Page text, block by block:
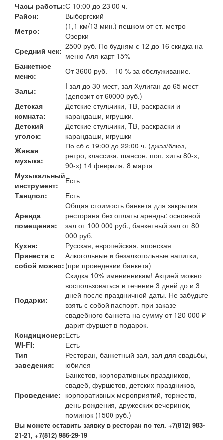
Часы работы:С 10:00 до 23:00 ч.
Район:
Выборгский
Метро:
(1,1 км/13 мин.) пешком от ст. метро
Озерки
Средний чек: 2500 руб. По будням с 12 до 16 скидка на
меню Аля-карт 15%
Банкетное
меню:
От 3600 руб. + 10 % за обслуживание.
Залы:
I зал до 30 мест, зал Хулиган до 65 мест
(депозит от 60000 руб.)
Детская
комната:
Детские стульчики, ТВ, раскраски и
карандаши, игрушки.
Детский
уголок:
Детские стульчики, TВ, раскраски и
карандаши, игрушки
Живая
музыка:
По сб с 19:00 до 22:00 ч. (джаз/блюз,
ретро, классика, шансон, поп, хиты 80-х,
90-х) 14 февраля, 8 марта
Музыкальный
инструмент:
Есть
Танцпол:
Есть
Аренда
помещения:
Общая стоимость банкета для закрытия
ресторана без оплаты аренды: основной
зал от 100 000 руб., банкетный зал от 80
000 руб.
Кухня:
Русская, европейская, японская
Принести с
собой можно:
Алкогольные и безалкогольные напитки,
(при проведении банкета)
Подарки:
Скидка 10% именинникам! Акцией можно
воспользоваться в течение 3 дней до и 3
дней после праздничной даты. Не забудьте
взять с собой паспорт. при заказе
свадебного банкета на сумму от 120 000 ₽
дарит фуршет в подарок.
Кондиционер:Есть
WI-FI:
Есть
Тип
заведения:
Ресторан, банкетный зал, зал для свадьбы,
юбилея
Проведение:
Банкетов, корпоративных праздников,
свадеб, фуршетов, детских праздников,
корпоративных мероприятий, торжеств,
день рождения, дружеских вечеринок,
поминок (1500 руб.)
Вы можете оставить заявку в ресторан по тел. +7(812) 983-
21-21, +7(812) 986-29-19